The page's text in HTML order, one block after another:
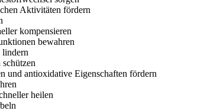
Aktivitäten fördern
kompensieren
bewahren
lindern
und antioxidative Eigenschaften fördern
heilen